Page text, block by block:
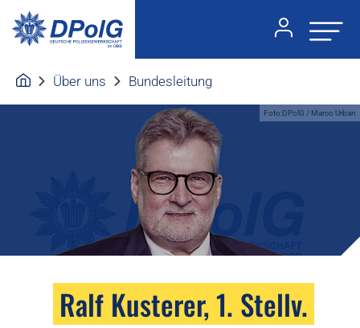
Über uns Bundesleitung
Foto:DPolG / Marco Urban
Ralf Kusterer, 1. Stellv.